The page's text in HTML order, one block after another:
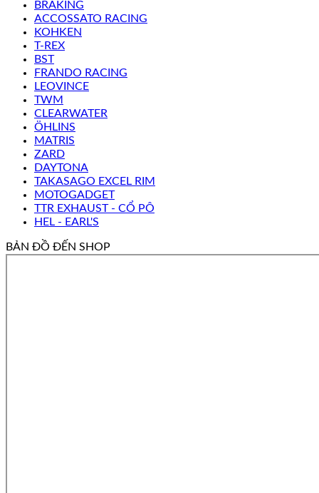
BRAKING
ACCOSSATO RACING
KOHKEN
T-REX
BST
FRANDO RACING
LEOVINCE
TWM
CLEARWATER
ÖHLINS
MATRIS
ZARD
DAYTONA
TAKASAGO EXCEL RIM
MOTOGADGET
TTR EXHAUST - CỔ PÔ
HEL - EARL'S
BẢN ĐỒ ĐẾN SHOP